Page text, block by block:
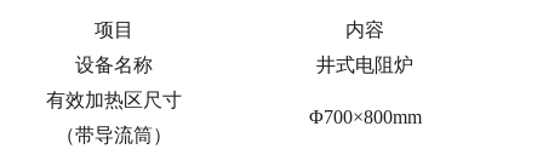
项目
内容
设备名称
井式电阻炉
有效加热区尺寸
（带导流筒）
Φ700×800mm